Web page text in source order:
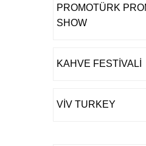
PROMOTÜRK
SHOW
KAHVE FESTİVALİ
VİV TURKEY